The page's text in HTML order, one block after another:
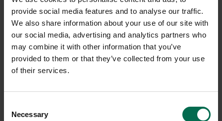
provide social media features and to analyse our traffic.
We also share information about your use of our site with
our social media, advertising and analytics partners who
may combine it with other information that you’ve
provided to them or that they’ve collected from your use
of their services.
Selection
Necessary
-20%